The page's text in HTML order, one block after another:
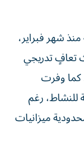
شهر فبراير،
تعافٍ تدريجي
كما وفرت
للنشاط، رغم
ميزانيات